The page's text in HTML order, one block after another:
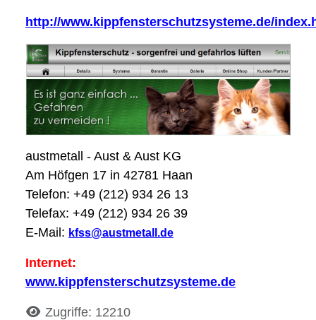
http://www.kippfensterschutzsysteme.de/
austmetall - Aust & Aust KG
Am Höfgen 17 in 42781 Haan
Telefon: +49 (212) 934 26 13
Telefax: +49 (212) 934 26 39
E-Mail: kfss@austmetall.de
Internet:
www.kippfensterschutzsysteme.de
DetailsZugriffe: 12210